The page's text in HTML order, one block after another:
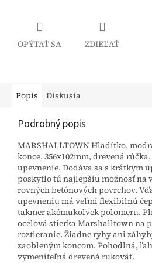
OPÝTAŤ SA ZDIEĽAŤ
Popis Diskusia
Podrobný popis
MARSHALLTOWN Hladítko,
konce, 356x102mm, drevená
upevnenie. Dodáva sa s krátkym
poskytlo tú najlepšiu možnosť na
rovných betónových povrchov.
upevneniu má veľmi flexibilnú
takmer akémukoľvek polomeru.
oceľová stierka Marshalltown na
roztieranie. Žiadne ryhy ani
zaobleným koncom. Pohodlná,
vymeniteľná drevená rukoväť.